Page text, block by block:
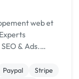
web et
& Ads.
Paypal
Stripe